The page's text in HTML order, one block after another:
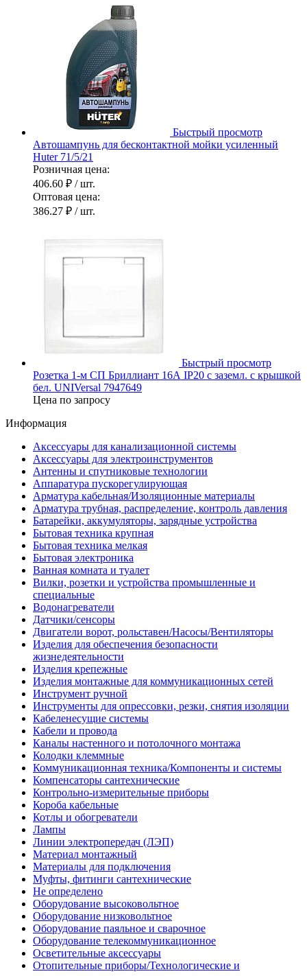
Быстрый просмотр
Автошампунь для бесконтактной мойки усиленный
Huter 71/5/21
Розничная цена:
406.60 ₽ / шт.
Оптовая цена:
386.27 ₽ / шт.
Быстрый просмотр
Розетка 1-м СП Бриллиант 16А IP20 с заземл. с крышкой
бел. UNIVersal 7947649
Цена по запросу
Информация
Аксессуары для канализационной системы
Аксессуары для электроинструментов
Антенны и спутниковые технологии
Аппаратура пускорегулирующая
Арматура кабельная/Изоляционные материалы
Арматура трубная, распределение, контроль давления
Батарейки, аккумуляторы, зарядные устройства
Бытовая техника крупная
Бытовая техника мелкая
Бытовая электроника
Ванная комната и туалет
Вилки, розетки и устройства промышленные и
специальные
Водонагреватели
Датчики/сенсоры
Двигатели ворот, рольставен/Насосы/Вентиляторы
Изделия для обеспечения безопасности
жизнедеятельности
Изделия крепежные
Изделия монтажные для коммуникационных сетей
Инструмент ручной
Инструменты для опрессовки, резки, снятия изоляции
Кабеленесущие системы
Кабели и провода
Каналы настенного и потолочного монтажа
Колодки клеммные
Коммуникационная техника/Компоненты и системы
Компенсаторы сантехнические
Контрольно-измерительные приборы
Короба кабельные
Котлы и обогреватели
Лампы
Линии электропередач (ЛЭП)
Материал монтажный
Материалы для подключения
Муфты, фитинги сантехнические
Не определено
Оборудование высоковольтное
Оборудование низковольтное
Оборудование паяльное и сварочное
Оборудование телекоммуникационное
Осветительные аксессуары
Отопительные приборы/Технологические и